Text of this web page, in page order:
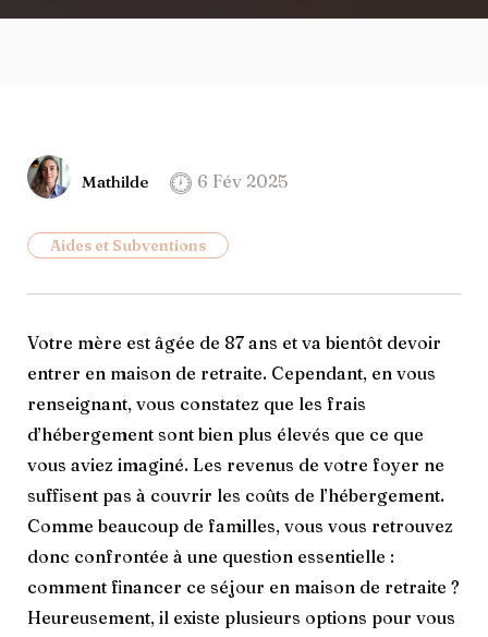
Mathilde 6 Fév 2025
Aides et Subventions
Votre mère est âgée de 87 ans et va bientôt devoir
entrer en maison de retraite. Cependant, en vous
renseignant, vous constatez que les frais
d’hébergement sont bien plus élevés que ce que
vous aviez imaginé. Les revenus de votre foyer ne
suffisent pas à couvrir les coûts de l’hébergement.
Comme beaucoup de familles, vous vous retrouvez
donc confrontée à une question essentielle :
comment financer ce séjour en maison de retraite ?
Heureusement, il existe plusieurs options pour vous